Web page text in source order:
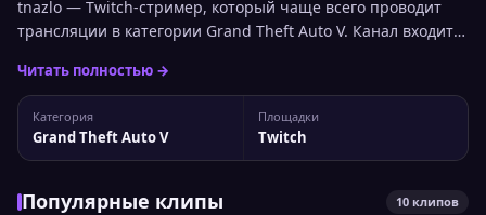
tnazlo — Twitch-стример, который чаще всего проводит
трансляции в категории Grand Theft Auto V. Канал входит в
аудитории и занимает 1611 место. Статистика канала
tnazlo На Twitch у стримера 12 737 подписчиков, а
максимальный пик трансляции достигал 351
одновременных зрителей....
Читать полностью →
Категория
Grand Theft Auto V
Площадки
Twitch
Популярные клипы 10 клипов